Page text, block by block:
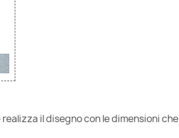
il disegno con le dimensioni che